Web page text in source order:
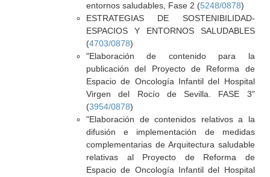
entornos saludables, Fase 2 (5248/0878)
ESTRATEGIAS DE SOSTENIBILIDAD-
ESPACIOS Y ENTORNOS SALUDABLES
(4703/0878)
"Elaboración de contenido para la
publicación del Proyecto de Reforma de
Espacio de Oncología Infantil del Hospital
Virgen del Rocío de Sevilla. FASE 3"
(3954/0878)
"Elaboración de contenidos relativos a la
difusión e implementación de medidas
complementarias de Arquitectura saludable
relativas al Proyecto de Reforma de
Espacio de Oncología Infantil del Hospital